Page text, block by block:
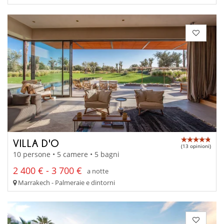
VILLA D'O (13 opinioni)
10 persone • 5 camere • 5 bagni
2 400 € - 3 700 €
a notte
Marrakech - Palmeraie e dintorni